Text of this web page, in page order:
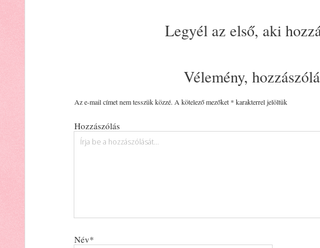
Legyél az első, aki
Vélemény,
Az e-mail címet nem tesszük közzé. A kötelező mezőket * karakterrel jelöltük
Hozzászólás
Név*